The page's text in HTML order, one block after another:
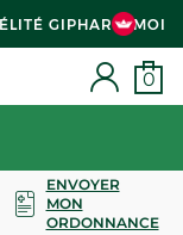
GIPHAR & MOI
0
ENVOYER
MON
ORDONNANCE